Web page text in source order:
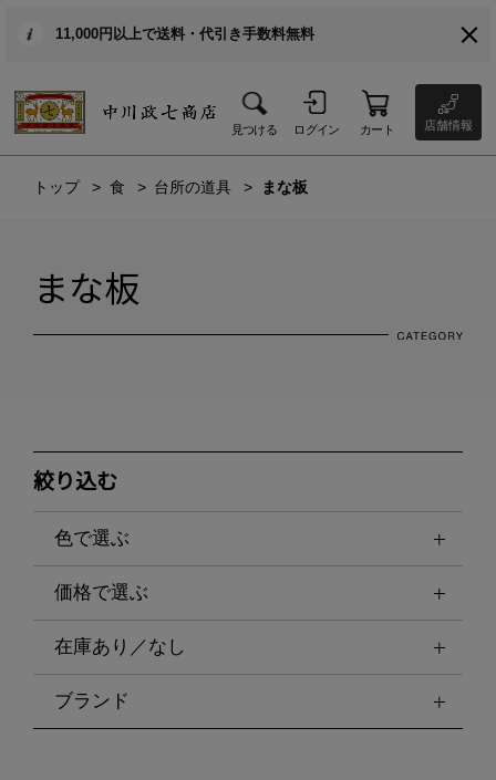
11,000円以上で送料・代引き手数料無料
見つける ログイン カート 店舗情報
トップ 食 台所の道具 まな板
まな板
絞り込む
色で選ぶ
価格で選ぶ
在庫あり／なし
ブランド